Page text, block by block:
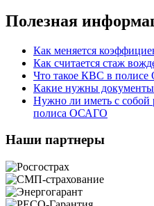
Полезная
Как меняется
Как считается стаж
Что такое КВС в
Какие нужны
Нужно ли иметь с собой
полиса ОСАГО
Наши партнеры